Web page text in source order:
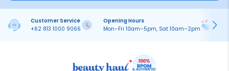
Customer Service
+62 813 1000 9066
Opening Hours
Mon–Fri 10am–5pm, Sat 10am–2pm